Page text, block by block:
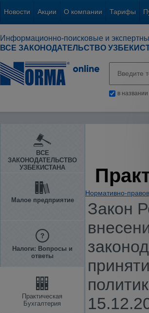
Новости Акции О компании Тарифы
Информационно-поисковые и
ВСЕ ЗАКОНОДАТЕЛЬСТВО
в названии
ВСЕ
ЗАКОНОДАТЕЛЬСТВО
УЗБЕКИСТАНА
Малое предприятие
Налоги: Вопросы и
ответы
Практическая
Бухгалтерия
Нормативно-
Закон